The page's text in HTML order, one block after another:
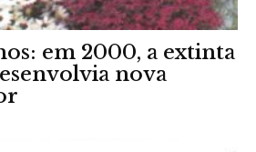
em 2000, a extinta
nova